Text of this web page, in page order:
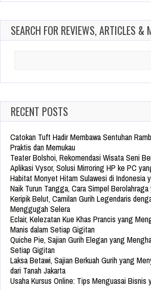
SEARCH FOR REVIEWS, ARTICLES &
RECENT POSTS
Catokan Tuft Hadir Membawa Sentuhan
Praktis dan Memukau
Teater Bolshoi, Rekomendasi Wisata Seni
Aplikasi Vysor, Solusi Mirroring HP ke PC
Habitat Monyet Hitam Sulawesi di Indonesia
Naik Turun Tangga, Cara Simpel
Keripik Belut, Camilan Gurih Legendaris
Menggugah Selera
Eclair, Kelezatan Kue Khas Prancis yang
Manis dalam Setiap Gigitan
Quiche Pie, Sajian Gurih Elegan yang
Setiap Gigitan
Laksa Betawi, Sajian Berkuah Gurih yang
dari Tanah Jakarta
Usaha Kursus Online: Tips Menguasai Bisnis